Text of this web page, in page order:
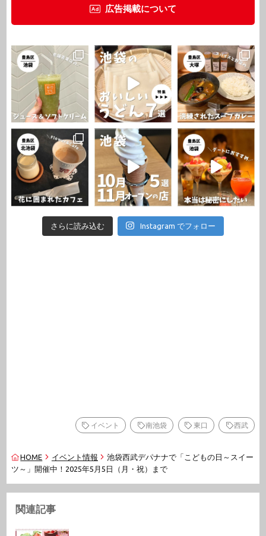
広告掲載について
さらに読み込む Instagram でフォロー
イベント 南池袋 東口 西武
HOME イベント情報
池袋西武デパナナで「こどもの日～スイー
ツ～」開催中！2025年5月5日（月・祝）まで
関連記事